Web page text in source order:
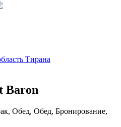
Тирана
Baron
Обед, Обед, Бронирование,